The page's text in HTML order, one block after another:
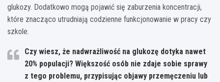
glukozy. Dodatkowo mogą pojawić się zaburzenia koncentracji,
które znacząco utrudniają codzienne funkcjonowanie w pracy czy
szkole.
Czy wiesz, że nadwrażliwość na glukozę dotyka nawet
20% populacji? Większość osób nie zdaje sobie sprawy
z tego problemu, przypisując objawy przemęczeniu lub